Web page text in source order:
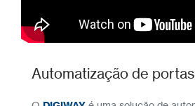
Automatização de portas